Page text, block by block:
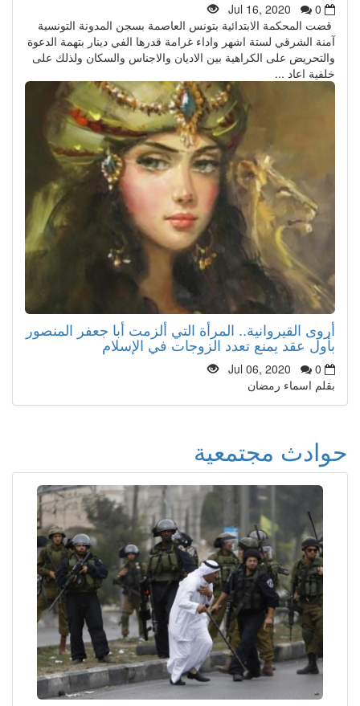
Jul 16, 2020
0
قضت المحكمة الابتدائية بتونس العاصمة بسجن المدونة التونسية
آمنة الشرقي لستة اشهر واداء غرامة قدرها الفي دينار بتهمة الدعوة
والتحريض على الكراهية بين الاديان والاجناس والسكان ولذلك على
خلفية اعاد ...
أروى القيروانية.. المرأة التي ألزمت أبا جعفر المنصور
بأول عقد يمنع تعدد الزوجات في الإسلام
Jul 06, 2020
0
بقلم اسماء رمضان
حوادث مجتمعية